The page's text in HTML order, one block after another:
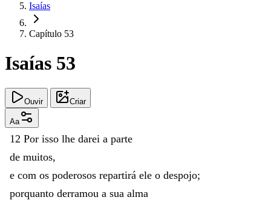
Isaías
Capítulo 53
Isaías 53
Ouvir Criar
Aa
12 Por isso lhe darei a parte
de muitos,
e com os poderosos repartirá ele o despojo;
porquanto derramou a sua alma